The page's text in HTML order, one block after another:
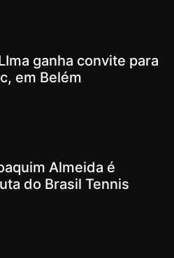
ganha convite para
em Belém
Almeida é
do Brasil Tennis